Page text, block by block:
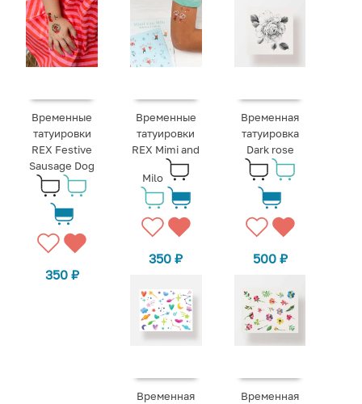
Временные
татуировки
REX Festive
Sausage Dog
350 ₽
Временные
татуировки
REX Mimi and
Milo
350₽
Временная
татуировка
Dark rose
500 ₽
Временная
Временная